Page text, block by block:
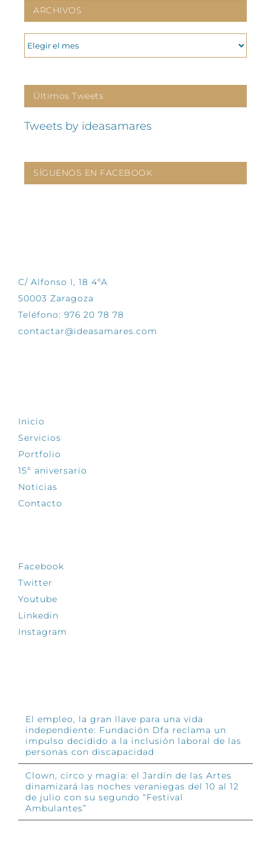
ARCHIVOS
ARCHIVOS
Últimos Tweets
Tweets by ideasamares
SÍGUENOS EN FACEBOOK
C/ Alfonso I, 18 4ºA
50003 Zaragoza
Teléfono: 976 20 78 78
contactar@ideasamares.com
Inicio
Servicios
Portfolio
15º aniversario
Noticias
Contacto
Facebook
Twitter
Youtube
Linkedin
Instagram
El empleo, la gran llave para una vida
independiente: Fundación Dfa reclama un
impulso decidido a la inclusión laboral de las
personas con discapacidad
Clown, circo y magia: el Jardín de las Artes
dinamizará las noches veraniegas del 10 al 12
de julio con su segundo “Festival
Ambulantes”